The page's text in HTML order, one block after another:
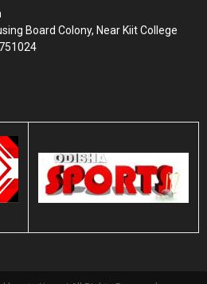
Board Colony, Near Kiit College